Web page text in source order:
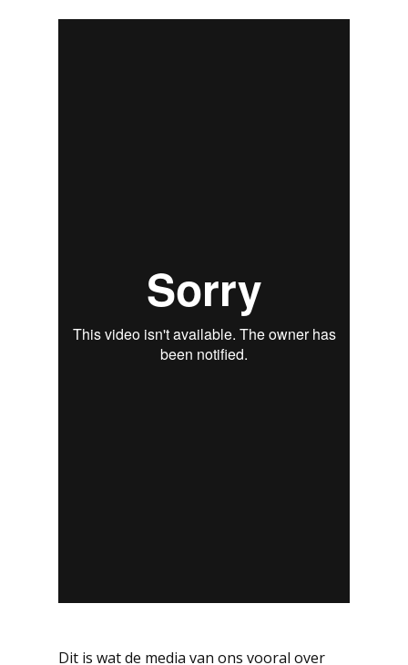
Dit is wat de media van ons vooral over